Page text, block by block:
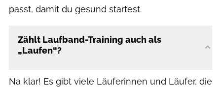
passt, damit du gesund startest.
Zählt Laufband-Training auch als
„Laufen“?
Na klar! Es gibt viele Läuferinnen und Läufer, die